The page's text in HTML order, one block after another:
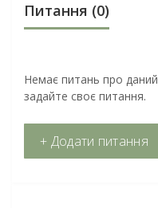
Питання (0)
Немає питань про
задайте своє питання.
+ Додати питання